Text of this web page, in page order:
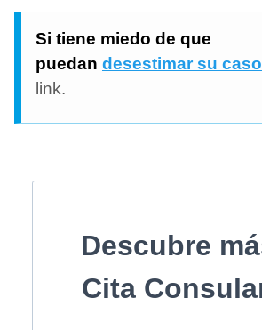
Si tiene miedo de que
puedan desestimar su caso
link.